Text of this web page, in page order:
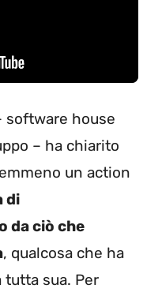
software house
– ha chiarito
un action
di
da ciò che
, qualcosa che ha
tutta sua. Per